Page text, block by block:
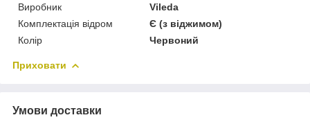
Виробник
Vileda
Комплектація відром
Є (з віджимом)
Колір
Червоний
Приховати
Умови доставки